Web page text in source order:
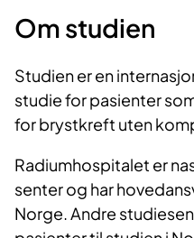
Om studien
Studien er en
studie for pasienter
for brystkreft uten
Radiumhospitalet er
senter og har
Norge. Andre